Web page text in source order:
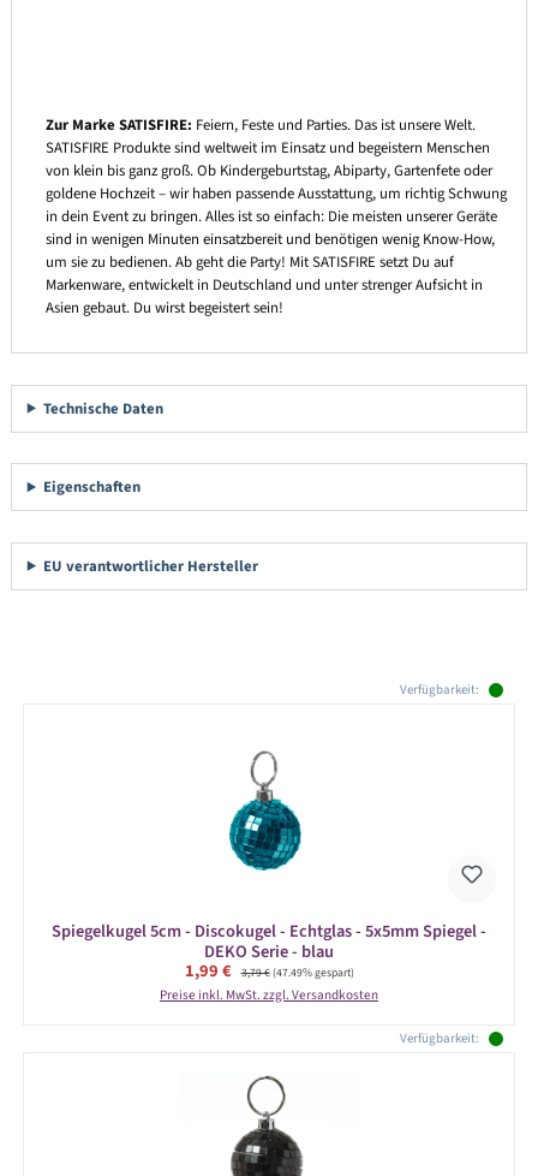
Zur Marke SATISFIRE: Feiern, Feste und Parties. Das ist unsere Welt.
SATISFIRE Produkte sind weltweit im Einsatz und begeistern Menschen
von klein bis ganz groß. Ob Kindergeburtstag, Abiparty, Gartenfete oder
goldene Hochzeit – wir haben passende Ausstattung, um richtig Schwung
in dein Event zu bringen. Alles ist so einfach: Die meisten unserer Geräte
sind in wenigen Minuten einsatzbereit und benötigen wenig Know-How,
um sie zu bedienen. Ab geht die Party! Mit SATISFIRE setzt Du auf
Markenware, entwickelt in Deutschland und unter strenger Aufsicht in
Asien gebaut. Du wirst begeistert sein!
Technische Daten
Eigenschaften
EU verantwortlicher Hersteller
Verfügbarkeit:
Spiegelkugel 5cm - Discokugel - Echtglas - 5x5mm Spiegel -
DEKO Serie - blau
Verkaufspreis:
1,99 € Regulärer Preis:
3,79 €(47.49% gespart)
Preise inkl. MwSt. zzgl. Versandkosten
Verfügbarkeit: